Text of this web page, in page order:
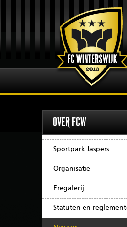
OVER FCW
Sportpark Jaspers
Organisatie
Eregalerij
Statuten en